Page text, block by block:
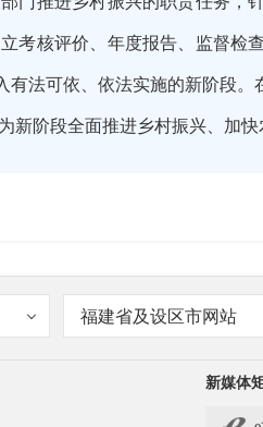
考核评价、年度报告、监督
有法可依、依法实施的新阶段
新阶段全面推进乡村振兴、加
福建省及设区市网站
新媒体